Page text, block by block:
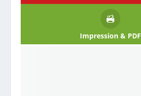
Impression & PDF